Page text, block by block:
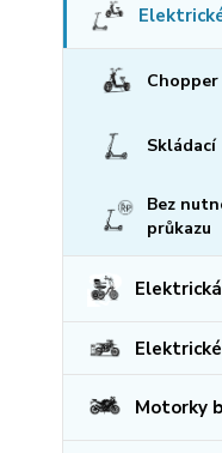
Skládací
Bez
průkazu
Motorky